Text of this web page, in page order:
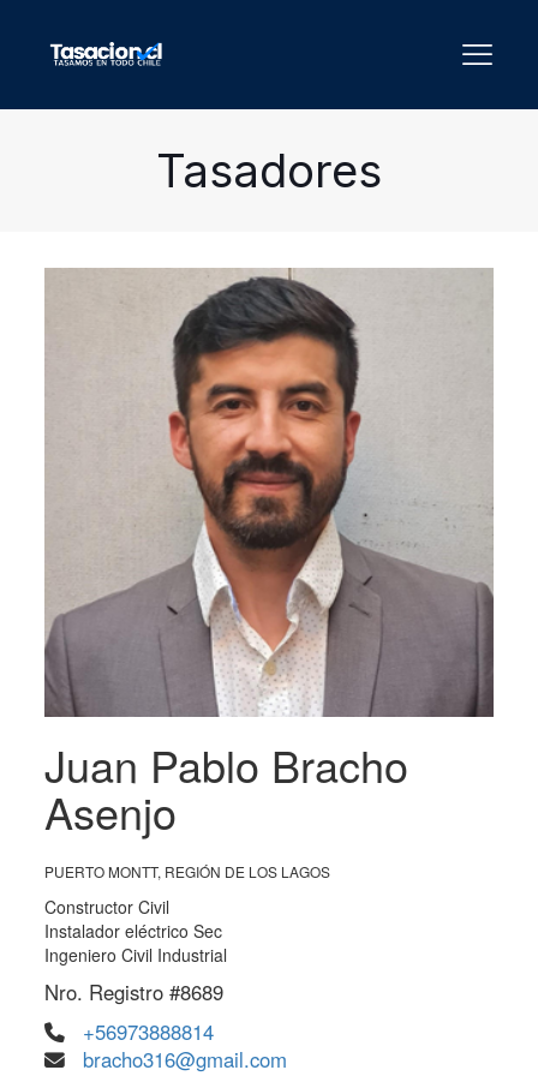
Tasadores
Juan Pablo Bracho
Asenjo
PUERTO MONTT, REGIÓN DE LOS LAGOS
Constructor Civil
Instalador eléctrico Sec
Ingeniero Civil Industrial
Nro. Registro #8689
+56973888814
bracho316@gmail.com